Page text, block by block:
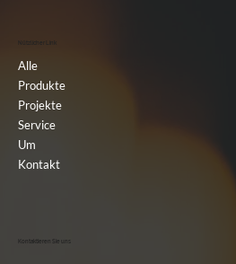
Kontaktieren Sie uns
Nützlicher Link
Alle
Produkte
Projekte
Service
Um
Kontakt